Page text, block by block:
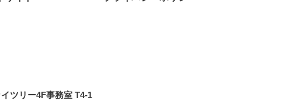
ツリー4F事務室 T4-1